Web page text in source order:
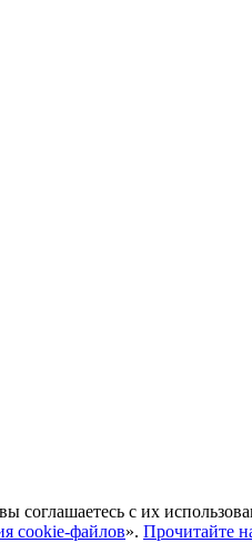
с их
cookie-файлов». Прочитайте